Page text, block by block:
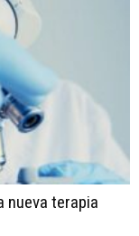
nueva terapia